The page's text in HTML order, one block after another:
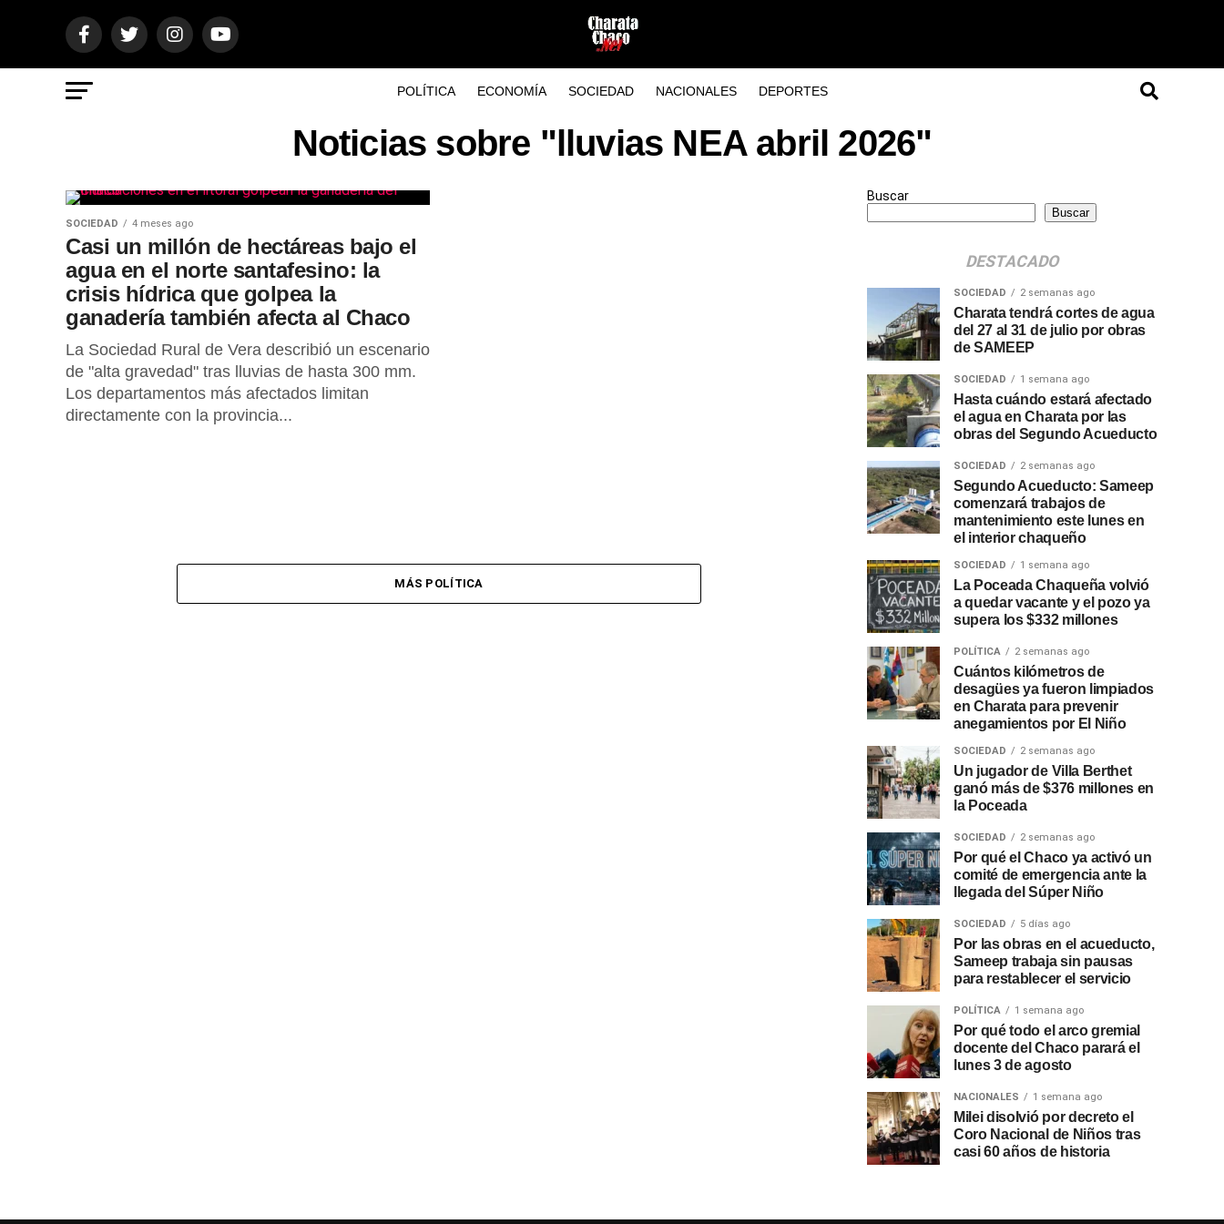
POLÍTICA ECONOMÍA SOCIEDAD NACIONALES DEPORTES
Noticias sobre "lluvias NEA abril 2026"
SOCIEDAD 4 meses ago
Casi un millón de hectáreas bajo el
agua en el norte santafesino: la
crisis hídrica que golpea la
ganadería también afecta al Chaco
La Sociedad Rural de Vera describió un escenario
de "alta gravedad" tras lluvias de hasta 300 mm.
Los departamentos más afectados limitan
directamente con la provincia...
MÁS POLÍTICA
Buscar
Buscar
DESTACADO
SOCIEDAD 2 semanas ago
Charata tendrá cortes de agua
del 27 al 31 de julio por obras
de SAMEEP
SOCIEDAD 1 semana ago
Hasta cuándo estará afectado
el agua en Charata por las
obras del Segundo Acueducto
SOCIEDAD 2 semanas ago
Segundo Acueducto: Sameep
comenzará trabajos de
mantenimiento este lunes en
el interior chaqueño
SOCIEDAD 1 semana ago
La Poceada Chaqueña volvió
a quedar vacante y el pozo ya
supera los $332 millones
POLÍTICA 2 semanas ago
Cuántos kilómetros de
desagües ya fueron limpiados
en Charata para prevenir
anegamientos por El Niño
SOCIEDAD 2 semanas ago
Un jugador de Villa Berthet
ganó más de $376 millones en
la Poceada
SOCIEDAD 2 semanas ago
Por qué el Chaco ya activó un
comité de emergencia ante la
llegada del Súper Niño
SOCIEDAD 5 días ago
Por las obras en el acueducto,
Sameep trabaja sin pausas
para restablecer el servicio
POLÍTICA 1 semana ago
Por qué todo el arco gremial
docente del Chaco parará el
lunes 3 de agosto
NACIONALES 1 semana ago
Milei disolvió por decreto el
Coro Nacional de Niños tras
casi 60 años de historia